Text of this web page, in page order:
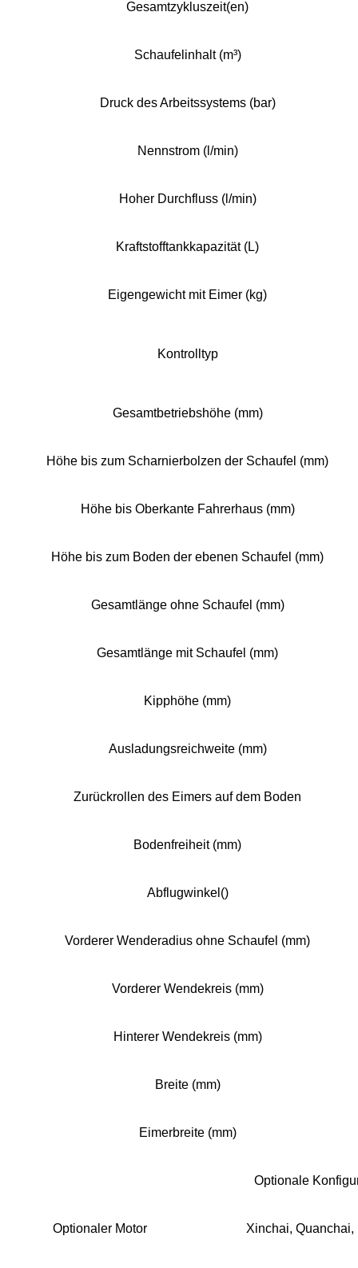
Gesamtzykluszeit(en)
Schaufelinhalt (m³)
Druck des Arbeitssystems (bar)
Nennstrom (l/min)
Hoher Durchfluss (l/min)
Kraftstofftankkapazität (L)
Eigengewicht mit Eimer (kg)
Kontrolltyp
Gesamtbetriebshöhe (mm)
Höhe bis zum Scharnierbolzen der Schaufel (mm)
Höhe bis Oberkante Fahrerhaus (mm)
Höhe bis zum Boden der ebenen Schaufel (mm)
Gesamtlänge ohne Schaufel (mm)
Gesamtlänge mit Schaufel (mm)
Kipphöhe (mm)
Ausladungsreichweite (mm)
Zurückrollen des Eimers auf dem Boden
Bodenfreiheit (mm)
Abflugwinkel()
Vorderer Wenderadius ohne Schaufel (mm)
Vorderer Wendekreis (mm)
Hinterer Wendekreis (mm)
Breite (mm)
Eimerbreite (mm)
Optionale
Optionaler Motor Xinchai, Quanchai,